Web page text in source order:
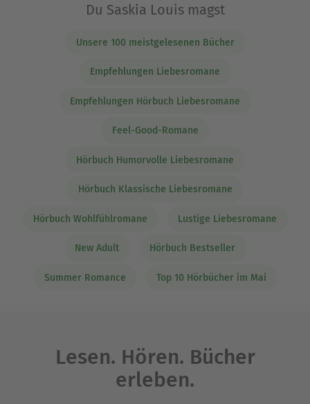
Du Saskia Louis magst
Unsere 100 meistgelesenen Bücher
Empfehlungen Liebesromane
Empfehlungen Hörbuch Liebesromane
Feel-Good-Romane
Hörbuch Humorvolle Liebesromane
Hörbuch Klassische Liebesromane
Hörbuch Wohlfühlromane Lustige Liebesromane
New Adult Hörbuch Bestseller
Summer Romance Top 10 Hörbücher im Mai
Lesen. Hören. Bücher
erleben.